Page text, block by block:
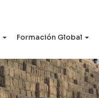
Formación Global